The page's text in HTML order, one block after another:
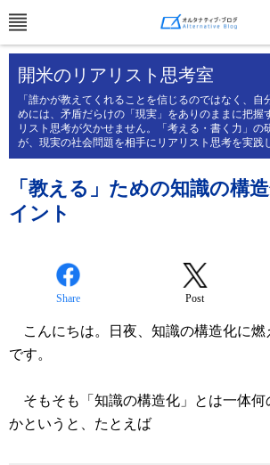
開米のリアリスト思考室
「誰かが教えてくれることを信じるのではなく、自
めには、矛盾だらけの「現実」をありのままに把握
リスト思考が欠かせません。「考える・書く力」の
が、現実の社会問題を相手にリアリスト思考を実践
「教える」ための知識の構
イント
Share Post
こんにちは。日夜、知識の構造化に燃
です。
そもそも「知識の構造化」とは一体何
かというと、たとえば